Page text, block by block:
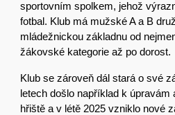
sportovním spolkem, jehož
fotbal. Klub má mužské A a B
mládežnickou základnu od
žákovské kategorie až po dorost.
Klub se zároveň dál stará o své
letech došlo například k
hřiště a v létě 2025 vzniklo nové